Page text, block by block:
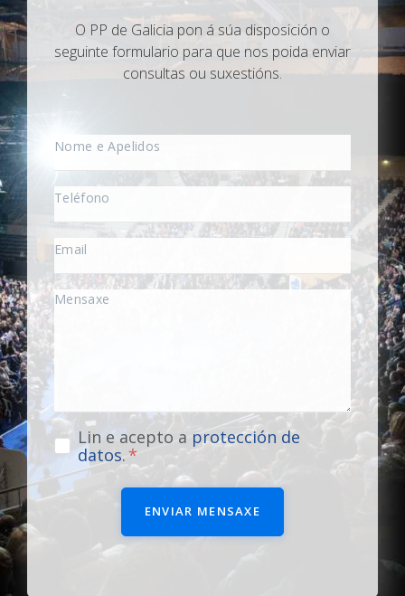
O PP de Galicia pon á súa disposición o
seguinte formulario para que nos poida enviar
consultas ou suxestións.
Lin e acepto a protección de
datos.
ENVIAR MENSAXE